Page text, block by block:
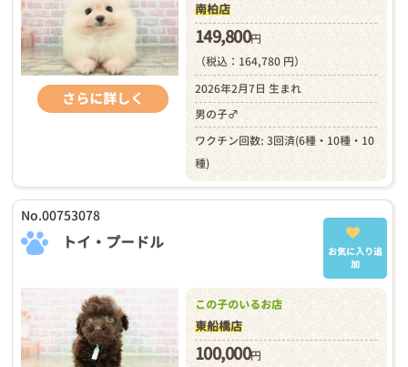
さらに詳しく
南柏店
149,800円
（税込：164,780 円）
2026年2月7日 生まれ
男の子♂
ワクチン回数: 3回済(6種・10種・10
種)
No.00753078
トイ・プードル
お気に入り追
加
この子のいるお店
東船橋店
100,000円